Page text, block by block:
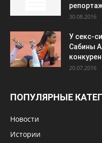
30.08.2016
У секс-
Сабины
20.07.2016
ПОПУЛЯРНЫЕ
Новости
Истории